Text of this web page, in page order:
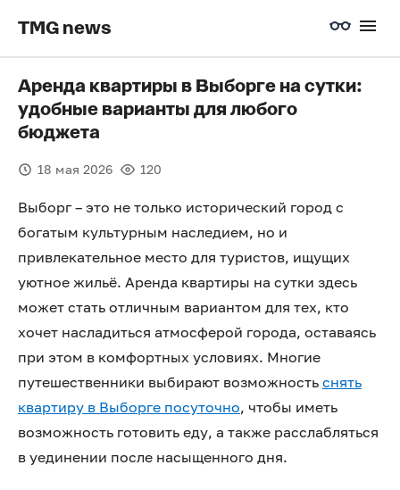
TMG news
Аренда квартиры в Выборге на сутки:
удобные варианты для любого
бюджета
18 мая 2026 120
Выборг – это не только исторический город с
богатым культурным наследием, но и
привлекательное место для туристов, ищущих
уютное жильё. Аренда квартиры на сутки здесь
может стать отличным вариантом для тех, кто
хочет насладиться атмосферой города, оставаясь
при этом в комфортных условиях. Многие
путешественники выбирают возможность снять
квартиру в Выборге посуточно, чтобы иметь
возможность готовить еду, а также расслабляться
в уединении после насыщенного дня.